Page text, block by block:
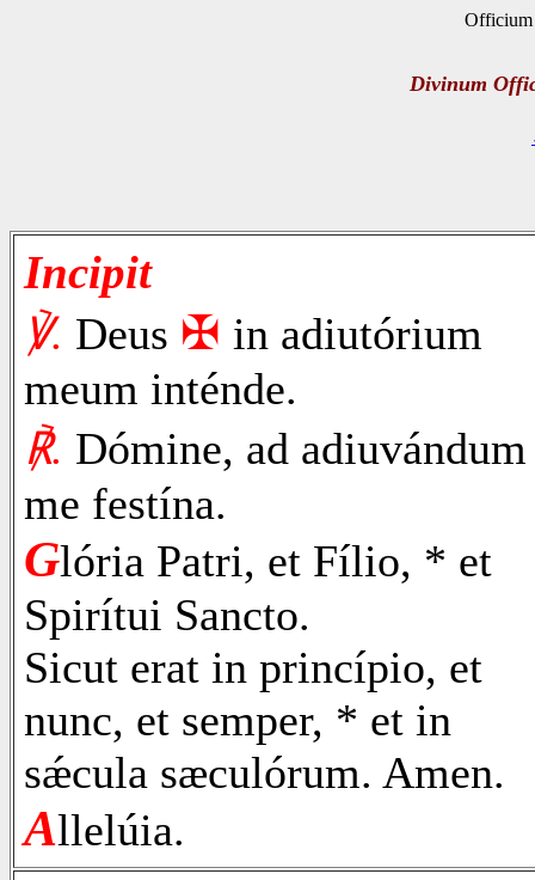
Officium
Divinum
Incipit
℣. Deus ✠ in adiutórium
meum inténde.
℟. Dómine, ad adiuvándum
me festína.
Glória Patri, et Fílio, * et
Spirítui Sancto.
Sicut erat in princípio, et
nunc, et semper, * et in
sǽcula sæculórum. Amen.
Allelúia.